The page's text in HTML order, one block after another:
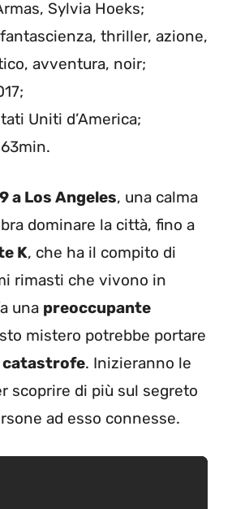
Sylvia Hoeks;
thriller, azione,
avventura, noir;
Uniti d’America;
a Los Angeles, una calma
dominare la città, fino a
K, che ha il compito di
rimasti che vivono in
una preoccupante
mistero potrebbe portare
. Inizieranno le
scoprire di più sul segreto
ad esso connesse.